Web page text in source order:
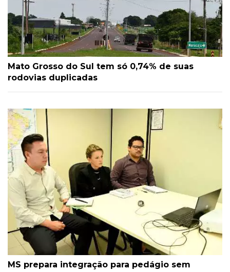
Mato Grosso do Sul tem só 0,74% de suas
rodovias duplicadas
MS prepara integração para pedágio sem